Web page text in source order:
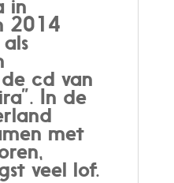
in
2014
cd van
In de
met
veel lof.